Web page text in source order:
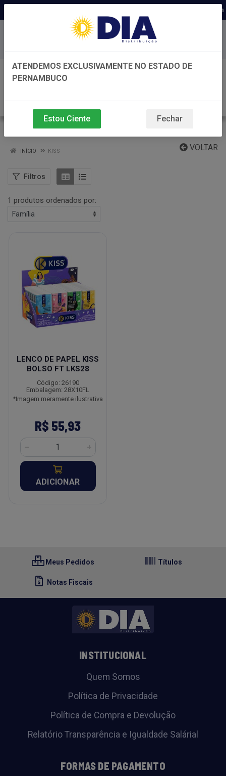
Distribuidora há 22 anos
Baixe já nosso APP
VOLTAR
INÍCIO KISS
Filtros
1 produtos ordenados por:
LENCO DE PAPEL KISS
BOLSO FT LKS28
Código: 26190
Embalagem: 28X10FL
*Imagem meramente ilustrativa
R$ 55,93
ADICIONAR
Meus Pedidos Títulos
Notas Fiscais
ATENDEMOS EXCLUSIVAMENTE NO ESTADO DE
PERNAMBUCO
Estou Ciente Fechar
INSTITUCIONAL
Quem Somos
Política de Privacidade
Política de Compra e Devolução
Relatório Transparência e Igualdade Salárial
FORMAS DE PAGAMENTO